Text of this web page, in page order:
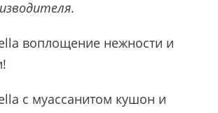
.
воплощение нежности и
с муассанитом кушон и